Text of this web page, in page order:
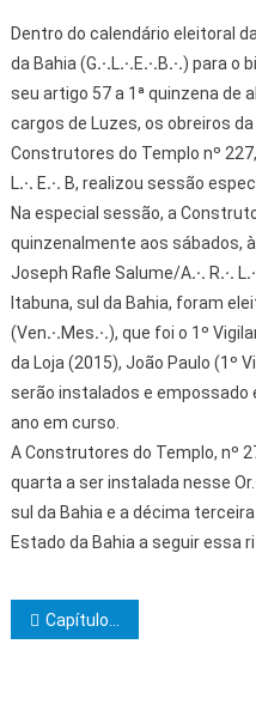
Dentro do calendário eleitoral
da Bahia (G.·.L.·.E.·.B.·.) para o
seu artigo 57 a 1ª quinzena de
cargos de Luzes, os obreiros da
Construtores do Templo nº
L.·. E.·. B, realizou sessão
Na especial sessão, a
quinzenalmente aos sábados,
Joseph Rafle Salume/A.·. R.·. L
Itabuna, sul da Bahia, foram
(Ven.·.Mes.·.), que foi o 1º
da Loja (2015), João Paulo (1º
serão instalados e empossado
ano em curso.
A Construtores do Templo, nº
quarta a ser instalada nesse
sul da Bahia e a décima
Estado da Bahia a seguir essa
Navegação de
Capítulo Demolay de Camacã completa 10 anos